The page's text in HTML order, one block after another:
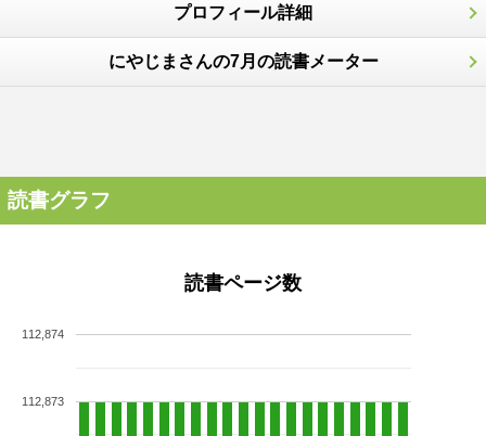
プロフィール詳細
にやじまさんの7月の読書メーター
読書グラフ
読書ページ数
112,873
112,874